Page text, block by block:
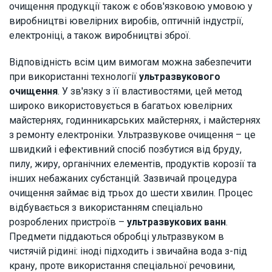
очищення продукції також є обов'язковою умовою у
виробництві ювелірних виробів, оптичній індустрії,
електроніці, а також виробництві зброї.
Відповідність всім цим вимогам можна забезпечити
при використанні технології ультразвукового
очищення. У зв'язку з її властивостями, цей метод
широко використовується в багатьох ювелірних
майстернях, годинникарських майстернях, і майстернях
з ремонту електроніки. Ультразвукове очищення – це
швидкий і ефективний спосіб позбутися від бруду,
пилу, жиру, органічних елементів, продуктів корозії та
інших небажаних субстанцій. Зазвичай процедура
очищення займає від трьох до шести хвилин. Процес
відбувається з використанням спеціально
розроблених пристроїв – ультразвукових ванн.
Предмети піддаються обробці ультразвуком в
чистячій рідині: іноді підходить і звичайна вода з-під
крану, проте використання спеціальної речовини,